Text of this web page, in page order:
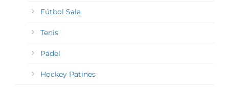
Fútbol Sala
Tenis
Pádel
Hockey Patines